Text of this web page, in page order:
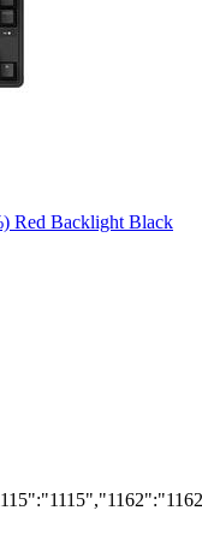
Red Backlight Black